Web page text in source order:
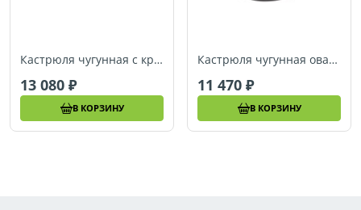
Кастрюля чугунная с крышкой Berndes, 28 см (034147)
13 080
В КОРЗИНУ
Кастрюля чугунная овальная с крышкой Berndes, 29 x 22,50 см (034158)
11 470
В КОРЗИНУ